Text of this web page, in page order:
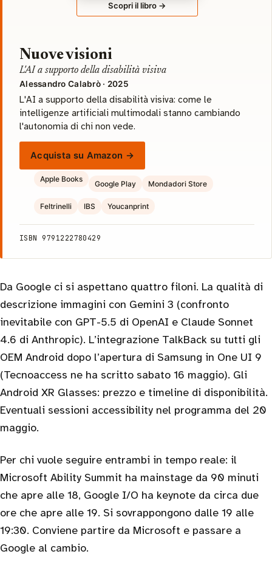
Scopri il libro →
Nuove visioni
L'AI a supporto della disabilità visiva
Alessandro Calabrò · 2025
L'AI a supporto della disabilità visiva: come le
intelligenze artificiali multimodali stanno cambiando
l'autonomia di chi non vede.
Acquista su Amazon →
Apple Books
Google Play Mondadori Store
Feltrinelli IBS Youcanprint
ISBN 9791222780429
Da Google ci si aspettano quattro filoni. La qualità di
descrizione immagini con Gemini 3 (confronto
inevitabile con GPT-5.5 di OpenAI e Claude Sonnet
4.6 di Anthropic). L’integrazione TalkBack su tutti gli
OEM Android dopo l’apertura di Samsung in One UI 9
(Tecnoaccess ne ha scritto sabato 16 maggio). Gli
Android XR Glasses: prezzo e timeline di disponibilità.
Eventuali sessioni accessibility nel programma del 20
maggio.
Per chi vuole seguire entrambi in tempo reale: il
Microsoft Ability Summit ha mainstage da 90 minuti
che apre alle 18, Google I/O ha keynote da circa due
ore che apre alle 19. Si sovrappongono dalle 19 alle
19:30. Conviene partire da Microsoft e passare a
Google al cambio.